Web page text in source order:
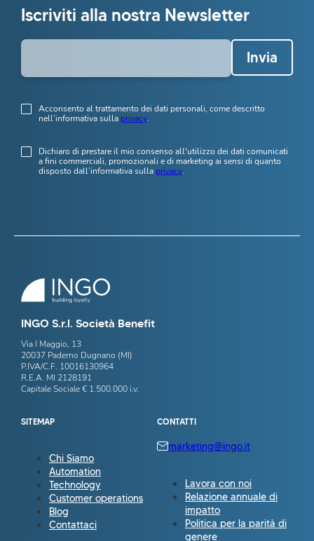
Iscriviti alla nostra Newsletter
Invia
Acconsento al trattamento dei dati personali, come descritto
nell’informativa sulla privacy.
Dichiaro di prestare il mio consenso all'utilizzo dei dati comunicati
a fini commerciali, promozionali e di marketing ai sensi di quanto
disposto dall’informativa sulla privacy.
INGO S.r.l. Società Benefit
Via I Maggio, 13
20037 Paderno Dugnano (MI)
P.IVA/C.F. 10016130964
R.E.A. MI 2128191
Capitale Sociale € 1.500.000 i.v.
SITEMAP
Chi Siamo
Automation
Technology
Customer operations
Blog
Contattaci
CONTATTI
marketing@ingo.it
Lavora con noi
Relazione annuale di
impatto
Politica per la parità di
genere